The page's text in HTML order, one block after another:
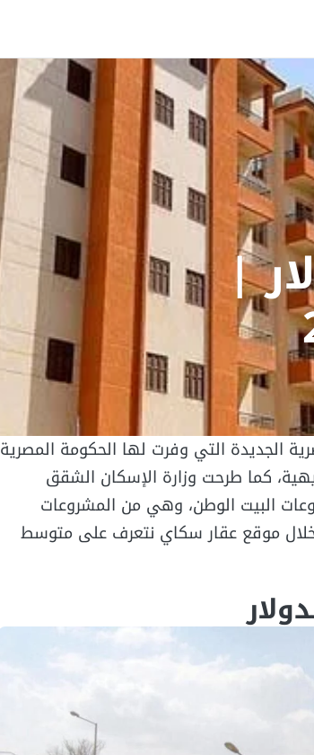
|
الجديدة التي وفرت لها الحكومة المصرية
كما طرحت وزارة الإسكان الشقق
البيت الوطن، وهي من المشروعات
خلال موقع عقار سكاي نتعرف على متوسط